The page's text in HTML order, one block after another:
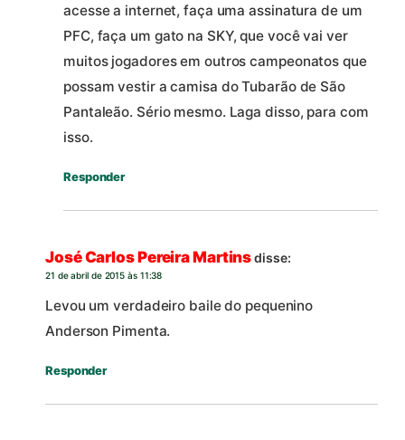
acesse a internet, faça uma assinatura de um
PFC, faça um gato na SKY, que você vai ver
muitos jogadores em outros campeonatos que
possam vestir a camisa do Tubarão de São
Pantaleão. Sério mesmo. Laga disso, para com
isso.
Responder
José Carlos Pereira Martinsdisse:
21 de abril de 2015 às 11:38
Levou um verdadeiro baile do pequenino
Anderson Pimenta.
Responder